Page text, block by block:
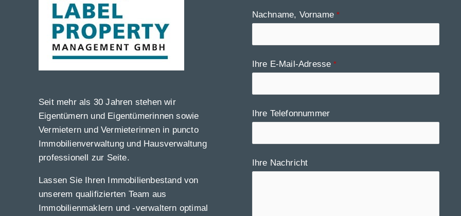
Seit mehr als 30 Jahren stehen wir
Eigentümern und Eigentümerinnen sowie
Vermietern und Vermieterinnen in puncto
Immobilienverwaltung und Hausverwaltung
professionell zur Seite.
Lassen Sie Ihren Immobilienbestand von
unserem qualifizierten Team aus
Immobilienmaklern und -verwaltern optimal
Nachname, Vorname *
Ihre E-Mail-Adresse *
Ihre Telefonnummer
Ihre Nachricht